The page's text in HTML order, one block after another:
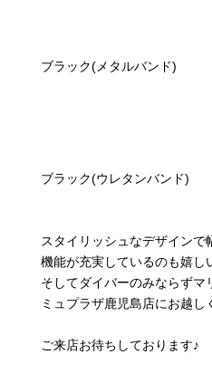
ブラック(メタルバンド)
ブラック(ウレタンバンド)
スタイリッシュなデザイン
機能が充実しているのも嬉し
そしてダイバーのみならず
ミュプラザ鹿児島店にお越し
ご来店お待ちしております♪